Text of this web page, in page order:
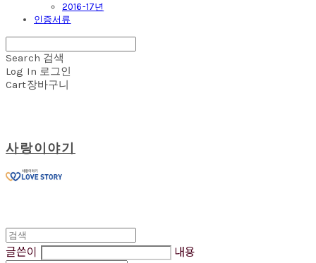
2016-17년
인증서류
Search 검색
Log In 로그인
Cart장바구니
사랑이야기
글쓴이 내용